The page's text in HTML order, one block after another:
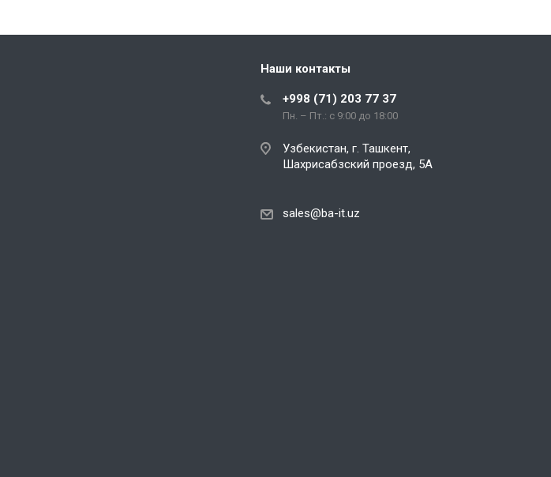
Наши контакты
+998 (71) 203 77 37
Пн. – Пт.: с 9:00 до 18:00
Узбекистан, г. Ташкент,
Шахрисабзский проезд, 5А
sales@ba-it.uz